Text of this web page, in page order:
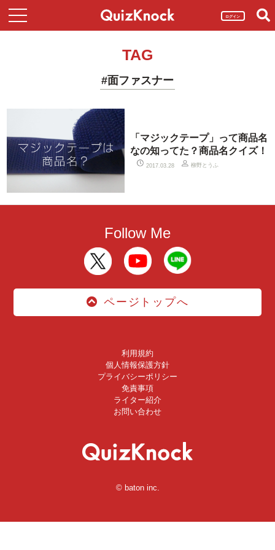
ログイン
TAG
#面ファスナー
「マジックテープ」って商品名
なの知ってた？商品名クイズ！
2017.03.28 柳野とうふ
Follow Me
ページトップへ
利用規約
個人情報保護方針
プライバシーポリシー
免責事項
ライター紹介
お問い合わせ
© baton inc.